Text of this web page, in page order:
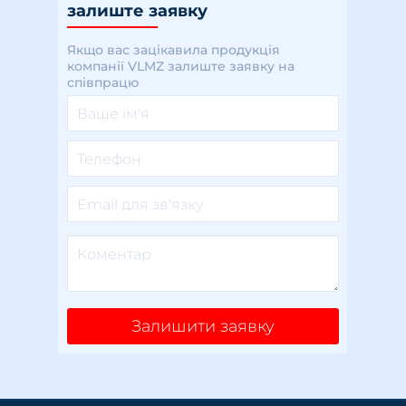
залиште заявку
Якщо вас зацікавила продукція
компанії VLMZ залиште заявку на
співпрацю
Залишити заявку